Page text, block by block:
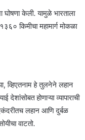
घोषणा केली. यामुळे भारताला
किमीचा महामार्ग मोकळा
व्हिएतनाम हे तुलनेने लहान
होणाऱ्या व्यापाराची
लहान आणि दुर्बळ
वाटतो.